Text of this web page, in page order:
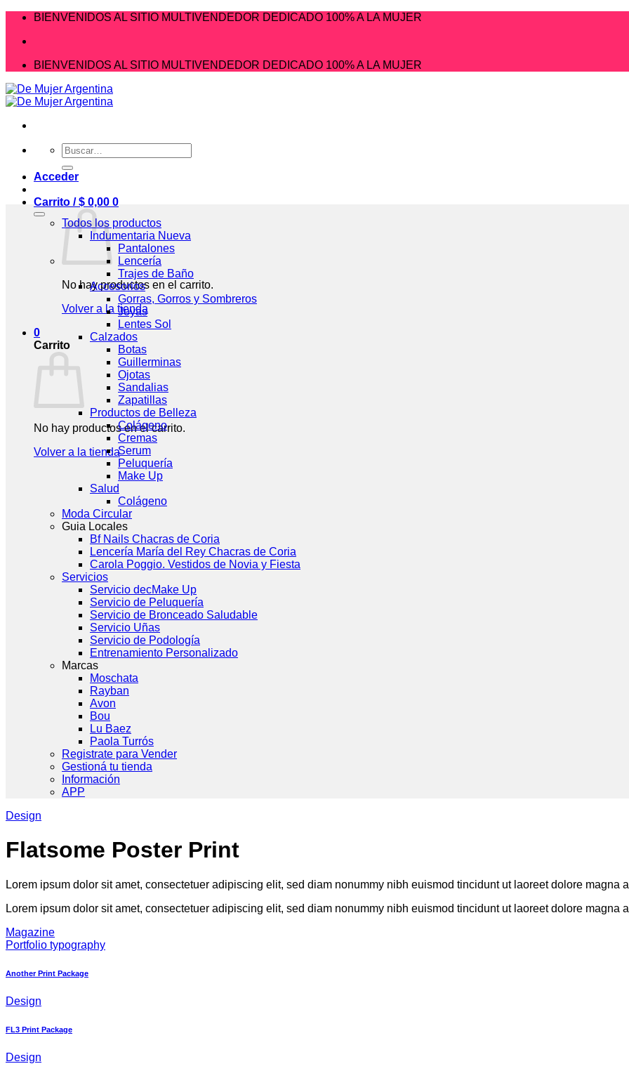
Saltar
contenido
BIENVENIDOS AL SITIO MULTIVENDEDOR DEDICADO 100% A LA MUJER
BIENVENIDOS AL SITIO MULTIVENDEDOR DEDICADO 100% A LA MUJER
Buscar
por:
Acceder
Carrito /$ 0,00 0
No hay productos en el carrito.
Volver a la tienda
0
Carrito
No hay productos en el carrito.
Volver a la tienda
Todos los productos
Indumentaria Nueva
Pantalones
Lencería
Trajes de Baño
Accesorios
Gorras, Gorros y Sombreros
Joyas
Lentes Sol
Calzados
Botas
Guillerminas
Ojotas
Sandalias
Zapatillas
Productos de Belleza
Colágeno
Cremas
Serum
Peluquería
Make Up
Salud
Colágeno
Moda Circular
Guia Locales
Bf Nails Chacras de Coria
Lencería María del Rey Chacras de Coria
Carola Poggio. Vestidos de Novia y Fiesta
Servicios
Servicio decMake Up
Servicio de Peluquería
Servicio de Bronceado Saludable
Servicio Uñas
Servicio de Podología
Entrenamiento Personalizado
Marcas
Moschata
Rayban
Avon
Bou
Lu Baez
Paola Turrós
Registrate para Vender
Gestioná tu tienda
Información
APP
Design
Flatsome Poster Print
Lorem ipsum dolor sit amet, consectetuer adipiscing elit, sed diam nonummy nibh euismod tincidunt ut laoreet dolore magna
Lorem ipsum dolor sit amet, consectetuer adipiscing elit, sed diam nonummy nibh euismod tincidunt ut laoreet dolore magna
Magazine
Portfolio typography
Another Print Package
Design
FL3 Print Package
Design